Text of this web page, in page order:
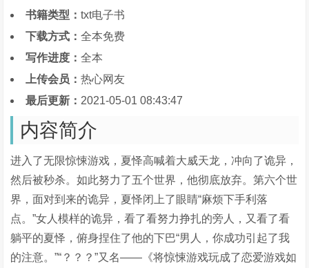
书籍类型：txt电子书
下载方式：全本免费
写作进度：全本
上传会员：热心网友
最后更新： 2021-05-01 08:43:47
内容简介
进入了无限惊悚游戏，夏怿高喊着大威天龙，冲向了诡异，
然后被秒杀。如此努力了五个世界，他彻底放弃。第六个世
界，面对到来的诡异，夏怿闭上了眼睛“麻烦下手利落
点。”女人模样的诡异，看了看努力挣扎的旁人，又看了看
躺平的夏怿，俯身捏住了他的下巴“男人，你成功引起了我
的注意。”“？？？”又名——《将惊悚游戏玩成了恋爱游戏如